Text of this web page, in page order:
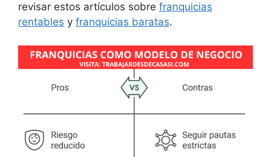
revisar estos artículos sobre franquicias
rentables y franquicias baratas.